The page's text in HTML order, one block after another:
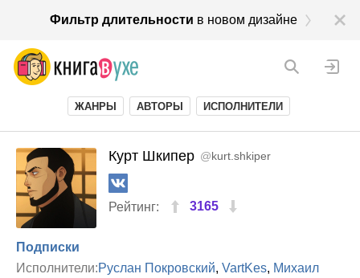
Фильтр длительности в новом дизайне
ЖАНРЫ АВТОРЫ ИСПОЛНИТЕЛИ
Курт Шкипер @kurt.shkiper
Рейтинг: 3165
Подписки
Исполнители:Руслан Покровский, VartKes, Михаил